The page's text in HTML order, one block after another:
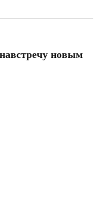
новым